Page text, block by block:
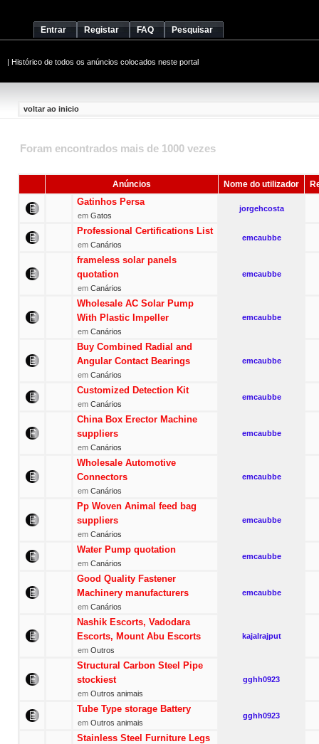
Entrar Registar FAQ Pesquisar
| Histórico de todos os anúncios colocados neste portal
voltar ao inicio
Foram encontrados mais de 1000 vezes
Anúncios Nome do utilizador
Gatinhos Persa
em Gatos
jorgehcosta
Professional Certifications List
em Canários
emcaubbe
frameless solar panels
quotation
em Canários
emcaubbe
Wholesale AC Solar Pump
With Plastic Impeller
em Canários
emcaubbe
Buy Combined Radial and
Angular Contact Bearings
em Canários
emcaubbe
Customized Detection Kit
em Canários
emcaubbe
China Box Erector Machine
suppliers
em Canários
emcaubbe
Wholesale Automotive
Connectors
em Canários
emcaubbe
Pp Woven Animal feed bag
suppliers
em Canários
emcaubbe
Water Pump quotation
em Canários
emcaubbe
Good Quality Fastener
Machinery manufacturers
em Canários
emcaubbe
Nashik Escorts, Vadodara
Escorts, Mount Abu Escorts
em Outros
kajalrajput
Structural Carbon Steel Pipe
stockiest
em Outros animais
gghh0923
Tube Type storage Battery
em Outros animais
gghh0923
Stainless Steel Furniture Legs